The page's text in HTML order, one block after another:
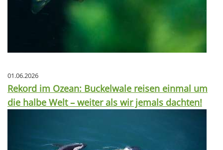
01.06.2026
Rekord im Ozean: Buckelwale reisen einmal um
die halbe Welt – weiter als wir jemals dachten!